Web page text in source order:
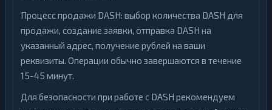
Процесс продажи DASH: выбор количества DASH для
продажи, создание заявки, отправка DASH на
указанный адрес, получение рублей на ваши
реквизиты. Операции обычно завершаются в течение
15-45 минут.
Для безопасности при работе с DASH рекомендуем